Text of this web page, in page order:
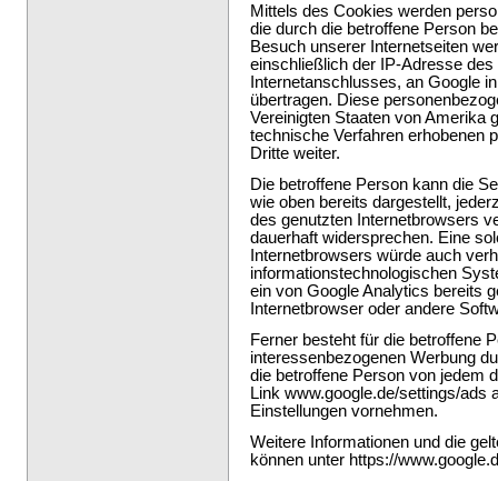
Mittels des Cookies werden
die durch die betroffene Person
Besuch unserer Internetseiten
einschließlich der IP-Adresse
Internetanschlusses, an Google
übertragen. Diese
Vereinigten Staaten von Amerika
technische Verfahren erhobenen
Dritte weiter.
Die betroffene Person kann die
wie oben bereits dargestellt,
des genutzten Internetbrowsers
dauerhaft widersprechen. Eine
Internetbrowsers würde auch
informationstechnologischen
ein von Google Analytics bereits
Internetbrowser oder andere
Ferner besteht für die betroffene
interessenbezogenen Werbung
die betroffene Person von jedem
Link www.google.de/settings/ads
Einstellungen vornehmen.
Weitere Informationen und die
können unter https://